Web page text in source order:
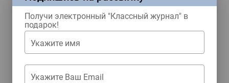
Четыре весёлых рассказа
от двух серьёзных
писателей из Москвы
Получи электронный "Классный журнал" в
подарок!
Укажите имя
Укажите Ваш Email